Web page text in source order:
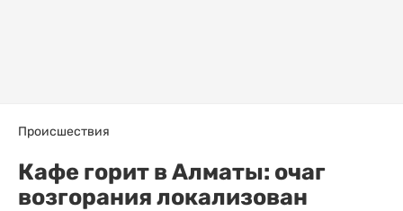
Происшествия
Кафе горит в Алматы: очаг
возгорания локализован